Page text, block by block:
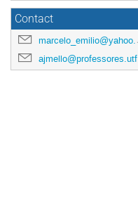
Contact
marcelo_emilio@yahoo.com
ajmello@professores.utfpr.edu.br